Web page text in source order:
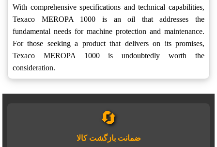
With comprehensive specifications and technical capabilities,
Texaco MEROPA 1000 is an oil that addresses the
fundamental needs for machine protection and maintenance.
For those seeking a product that delivers on its promises,
Texaco MEROPA 1000 is undoubtedly worth the
consideration.
🔄
ضمانت بازگشت کالا